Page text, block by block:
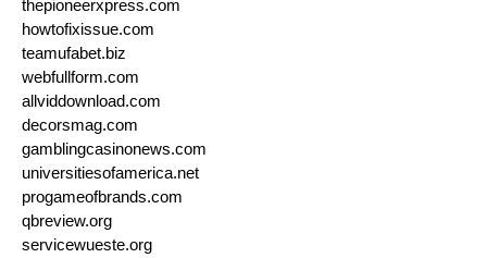
thepioneerxpress.com
howtofixissue.com
teamufabet.biz
webfullform.com
allviddownload.com
decorsmag.com
gamblingcasinonews.com
universitiesofamerica.net
progameofbrands.com
qbreview.org
servicewueste.org